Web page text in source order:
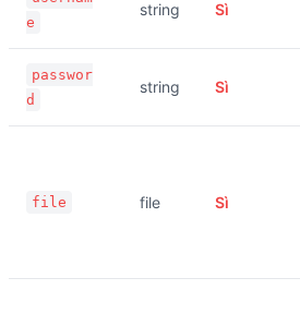
e
string Sì
passwor
d
string Sì
file file Sì